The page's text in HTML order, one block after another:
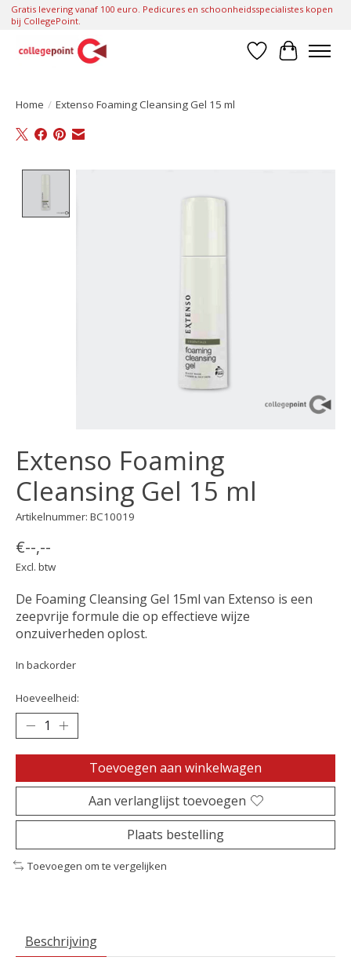
Gratis levering vanaf 100 euro. Pedicures en schoonheidsspecialistes kopen
bij CollegePoint.
Verlanglijst
Home / Extenso Foaming Cleansing Gel 15 ml
Extenso Foaming
Cleansing Gel 15 ml
Artikelnummer: BC10019
€--,--
Excl. btw
De Foaming Cleansing Gel 15ml van Extenso is een
zeepvrije formule die op effectieve wijze
onzuiverheden oplost.
In backorder
Hoeveelheid:
Toevoegen aan winkelwagen
Aan verlanglijst toevoegen
Plaats bestelling
Toevoegen om te vergelijken
Beschrijving